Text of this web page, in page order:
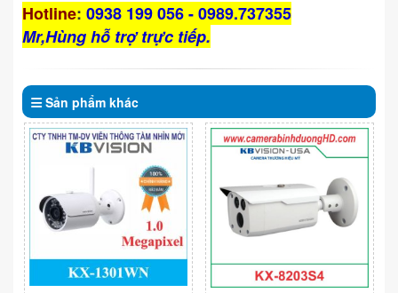
Hotline: 0938 199 056 - 0989.737355
Mr,Hùng hỗ trợ trực tiếp.
Sản phẩm khác